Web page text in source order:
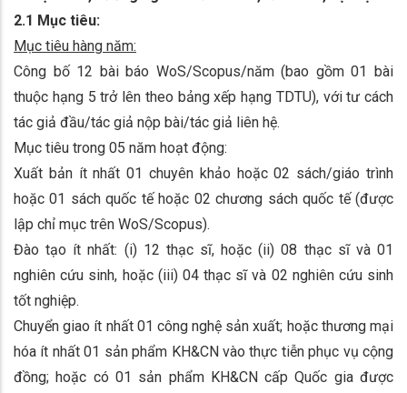
2.1 Mục tiêu:
Mục tiêu hàng năm:
Công bố 12 bài báo WoS/Scopus/năm (bao gồm 01 bài
thuộc hạng 5 trở lên theo bảng xếp hạng TDTU), với tư cách
tác giả đầu/tác giả nộp bài/tác giả liên hệ.
Mục tiêu trong 05 năm hoạt động:
Xuất bản ít nhất 01 chuyên khảo hoặc 02 sách/giáo trình
hoặc 01 sách quốc tế hoặc 02 chương sách quốc tế (được
lập chỉ mục trên WoS/Scopus).
Đào tạo ít nhất: (i) 12 thạc sĩ, hoặc (ii) 08 thạc sĩ và 01
nghiên cứu sinh, hoặc (iii) 04 thạc sĩ và 02 nghiên cứu sinh
tốt nghiệp.
Chuyển giao ít nhất 01 công nghệ sản xuất; hoặc thương mại
hóa ít nhất 01 sản phẩm KH&CN vào thực tiễn phục vụ cộng
đồng; hoặc có 01 sản phẩm KH&CN cấp Quốc gia được